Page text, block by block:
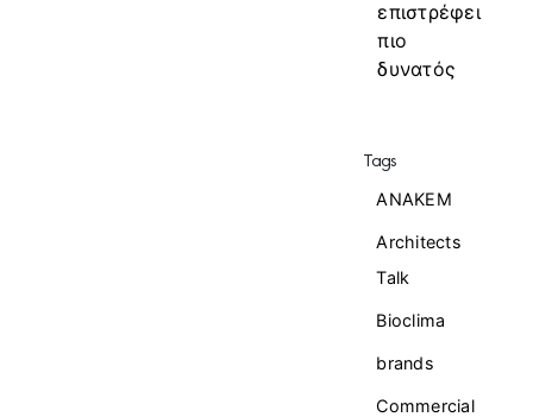
επιστρέφει
πιο
δυνατός
Tags
ANAKEM
Architects
Talk
Bioclima
brands
Commercial